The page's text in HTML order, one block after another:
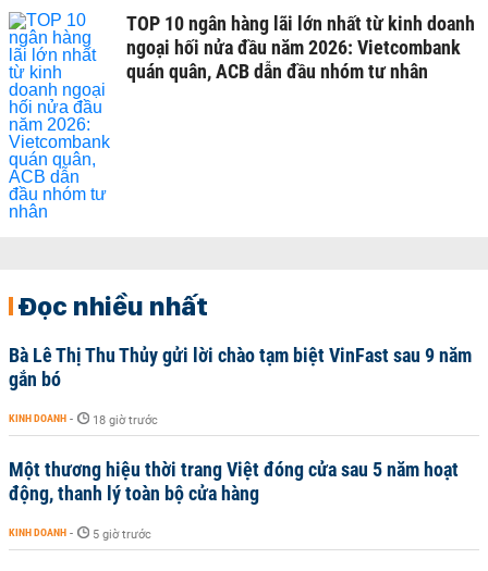
TOP 10 ngân hàng lãi lớn nhất từ kinh doanh
ngoại hối nửa đầu năm 2026: Vietcombank
quán quân, ACB dẫn đầu nhóm tư nhân
Đọc nhiều nhất
Bà Lê Thị Thu Thủy gửi lời chào tạm biệt VinFast sau 9 năm
gắn bó
KINH DOANH - 18 giờ trước
Một thương hiệu thời trang Việt đóng cửa sau 5 năm hoạt
động, thanh lý toàn bộ cửa hàng
KINH DOANH - 5 giờ trước